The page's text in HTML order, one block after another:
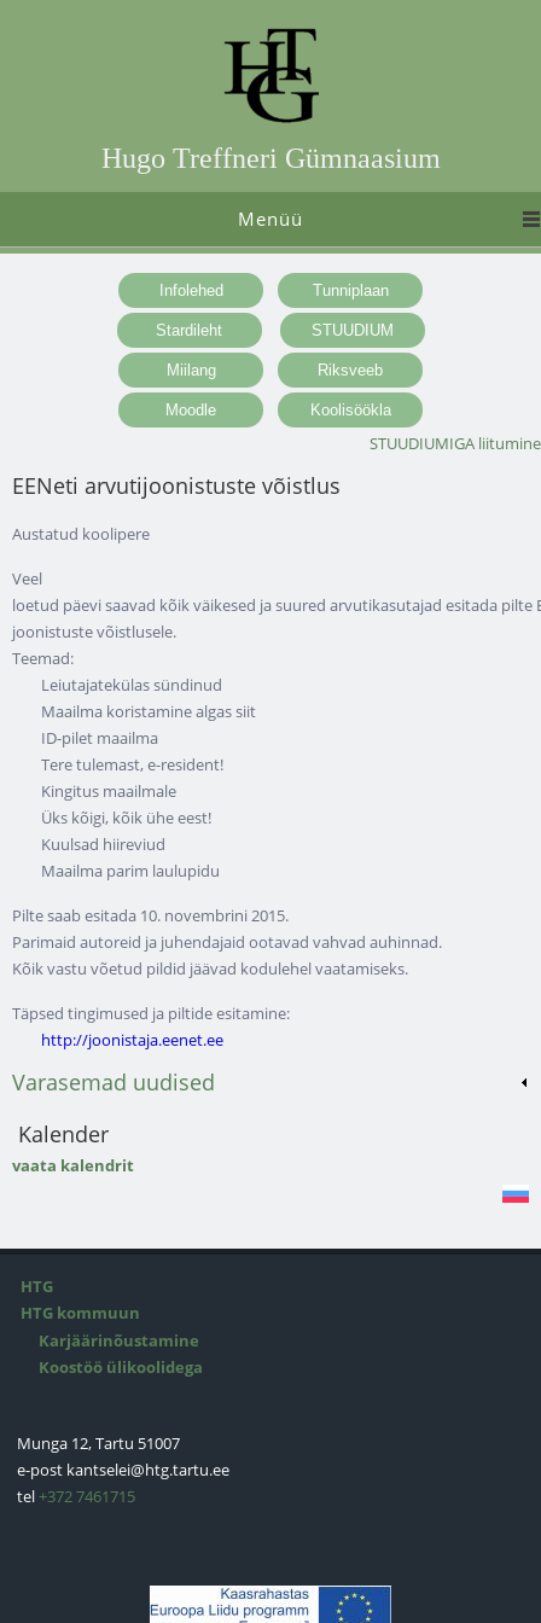
Hugo Treffneri Gümnaasium
Menüü
STUUDIUMIGA liitumine
EENeti arvutijoonistuste võistlus
Austatud koolipere
Veel
loetud päevi saavad kõik väikesed ja suured arvutikasutajad esitada pilte
joonistuste võistlusele.
Teemad:
Leiutajatekülas sündinud
Maailma koristamine algas siit
ID-pilet maailma
Tere tulemast, e-resident!
Kingitus maailmale
Üks kõigi, kõik ühe eest!
Kuulsad hiireviud
Maailma parim laulupidu
Pilte saab esitada 10. novembrini 2015.
Parimaid autoreid ja juhendajaid ootavad vahvad auhinnad.
Kõik vastu võetud pildid jäävad kodulehel vaatamiseks.
Täpsed tingimused ja piltide esitamine:
http://joonistaja.eenet.ee
Varasemad uudised
Kalender
vaata kalendrit
HTG
HTG kommuun
Karjäärinõustamine
Koostöö ülikoolidega
Munga 12, Tartu 51007
e-post kantselei@htg.tartu.ee
tel+372 7461715